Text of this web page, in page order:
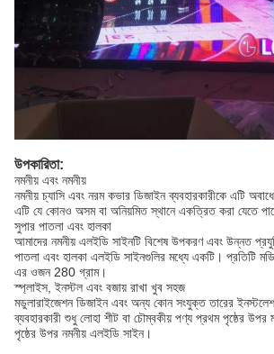
উপকারিতা:
নমনীয় এবং নমনীয়
নমনীয় চ্যাসি এবং নরম কভার ডিজাইন ব্যবহারকারীকে এটি
এটি যে কোনও অসম বা অনিয়মিত স্থানে একত্রিত করা যেতে
সুপার পাতলা এবং হালকা
আমাদের নমনীয় এলইডি সাইনটি বিশেষ উপকরণ এবং উন্নত
পাতলা এবং হালকা এলইডি সাইনগুলির মধ্যে একটি। প্রতিটি
এর ওজন 280 গ্রাম।
স্প্লাইস, ইনস্টল এবং বজায় রাখা খুব সহজ
মডুলারাইজেশন ডিজাইন এবং অন্য কোন সংযুক্ত তারের
ব্যবহারকারী শুধু লোহা শীট বা চৌম্বকীয় পণ্য প্রথম পৃষ্ঠের উপর
পৃষ্ঠের উপর নমনীয় এলইডি সাইন।